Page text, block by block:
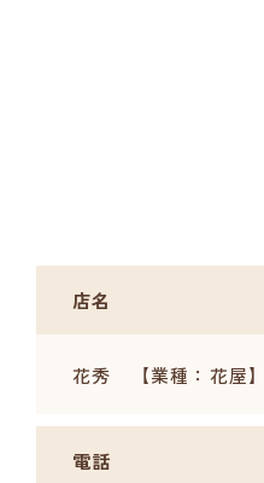
店名
花秀 【業種：花屋】
電話